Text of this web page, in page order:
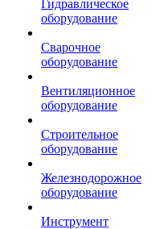
Гидравлическое
оборудование
Сварочное
оборудование
Вентиляционное
оборудование
Строительное
оборудование
Железнодорожное
оборудование
Инструмент